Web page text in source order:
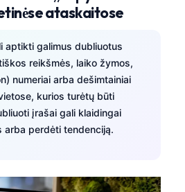
ataskaitose
aptikti galimus dubliuotus
reikšmės, laiko žymos,
numeriai arba dešimtainiai
kurios turėtų būti
įrašai gali klaidingai
arba perdėti tendenciją.